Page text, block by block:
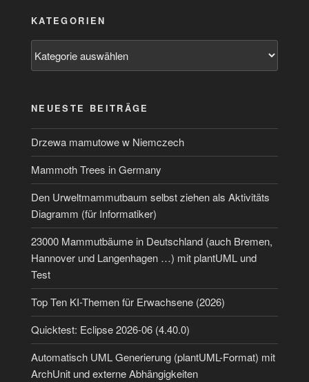
KATEGORIEN
NEUESTE BEITRÄGE
Drzewa mamutowe w Niemczech
Mammoth Trees in Germany
Den Urweltmammutbaum selbst ziehen als Aktivitäts
Diagramm (für Informatiker)
23000 Mammutbäume in Deutschland (auch Bremen,
Hannover und Langenhagen …) mit plantUML und
Test
Top Ten KI-Themen für Erwachsene (2026)
Quicktest: Eclipse 2026-06 (4.40.0)
Automatisch UML Generierung (plantUML-Format) mit
ArchUnit und externe Abhängigkeiten